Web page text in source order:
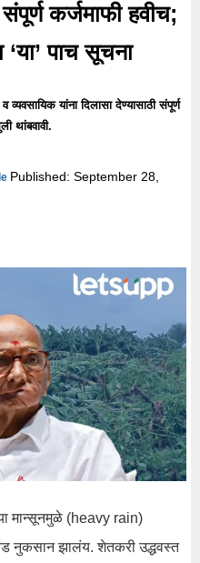
कर्जमाफी हवीच;
‘या’ पाच सूचना
यांना दिलासा देण्यासाठी संपूर्ण
थांबवावी.
Published:September 28,
मान्सूनमुळे (heavy rain)
नुकसान झालंय. शेतकरी उद्धवस्त